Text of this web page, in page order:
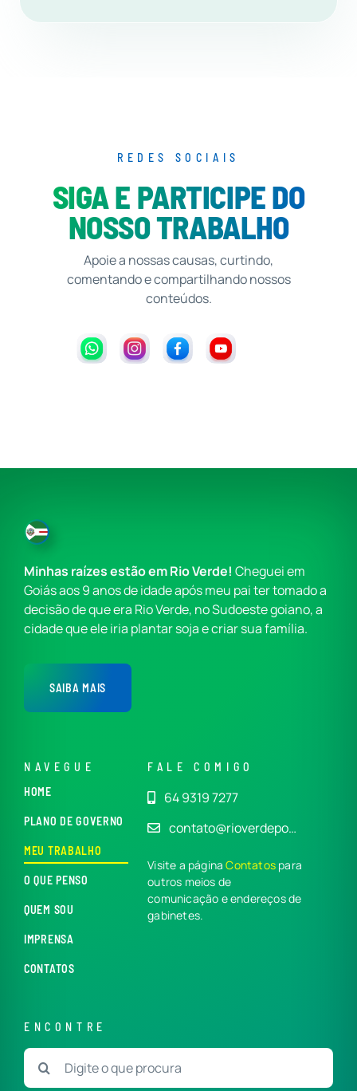
REDES SOCIAIS
SIGA E PARTICIPE DO
NOSSO TRABALHO
Apoie a nossas causas, curtindo,
comentando e compartilhando nossos
conteúdos.
Minhas raízes estão em Rio Verde! Cheguei em
Goiás aos 9 anos de idade após meu pai ter tomado a
decisão de que era Rio Verde, no Sudoeste goiano, a
cidade que ele iria plantar soja e criar sua família.
SAIBA MAIS
NAVEGUE
HOME
PLANO DE GOVERNO
MEU TRABALHO
O QUE PENSO
QUEM SOU
IMPRENSA
CONTATOS
FALE COMIGO
64 9319 7277
contato@rioverdepo…
Visite a páginaContatos para
outros meios de
comunicação e endereços de
gabinetes.
ENCONTRE
Buscar
resultados